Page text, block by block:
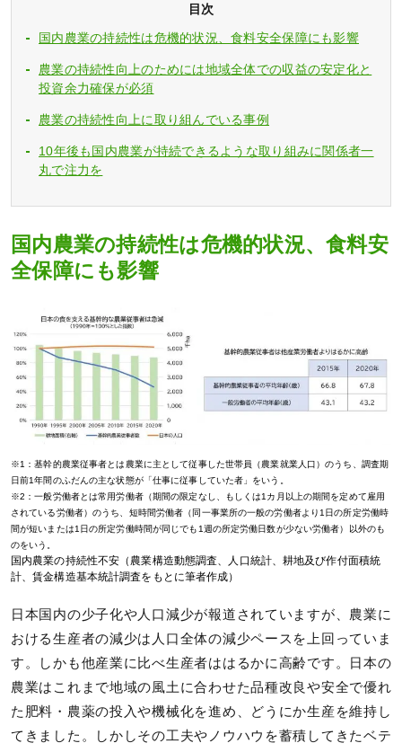
目次
国内農業の持続性は危機的状況、食料安全保障にも影響
農業の持続性向上のためには地域全体での収益の安定化と
投資余力確保が必須
農業の持続性向上に取り組んでいる事例
10年後も国内農業が持続できるような取り組みに関係者一
丸で注力を
国内農業の持続性は危機的状況、食料安
全保障にも影響
※1：基幹的農業従事者とは農業に主として従事した世帯員（農業就業人口）のうち、調査期
日前1年間のふだんの主な状態が「仕事に従事していた者」をいう。
※2：一般労働者とは常用労働者（期間の限定なし、もしくは1カ月以上の期間を定めて雇用
されている労働者）のうち、短時間労働者（同一事業所の一般の労働者より1日の所定労働時
間が短いまたは1日の所定労働時間が同じでも1週の所定労働日数が少ない労働者）以外のも
のをいう。
国内農業の持続性不安（農業構造動態調査、人口統計、耕地及び作付面積統
計、賃金構造基本統計調査をもとに筆者作成）
日本国内の少子化や人口減少が報道されていますが、農業に
おける生産者の減少は人口全体の減少ペースを上回っていま
す。しかも他産業に比べ生産者ははるかに高齢です。日本の
農業はこれまで地域の風土に合わせた品種改良や安全で優れ
た肥料・農薬の投入や機械化を進め、どうにか生産を維持し
てきました。しかしその工夫やノウハウを蓄積してきたベテ